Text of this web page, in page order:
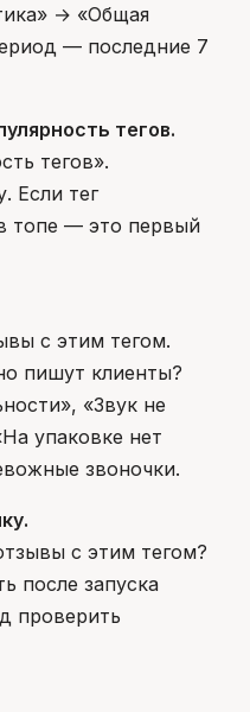
→ «Общая
— последние 7
тегов.
тегов».
Если тег
топе — это первый
с этим тегом.
пишут клиенты?
«Звук не
упаковке нет
звоночки.
с этим тегом?
после запуска
проверить